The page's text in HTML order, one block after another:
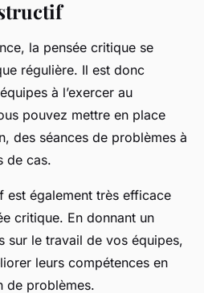
la pensée critique se
régulière. Il est donc
à l’exercer au
pouvez mettre en place
des séances de problèmes à
de cas.
est également très efficace
critique. En donnant un
sur le travail de vos équipes,
leurs compétences en
de problèmes.